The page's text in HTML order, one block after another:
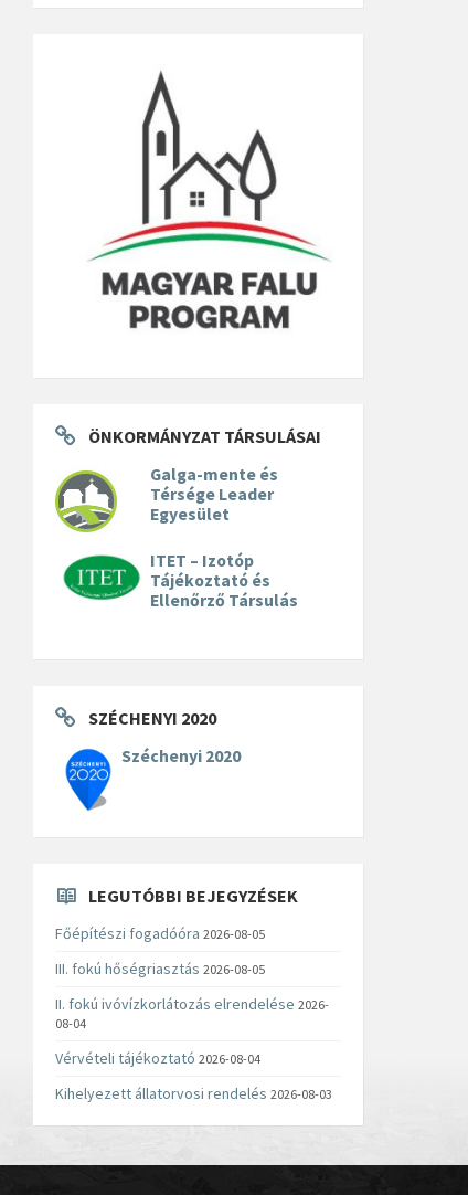
ÖNKORMÁNYZAT TÁRSULÁSAI
Galga-mente és
Térsége Leader
Egyesület
ITET – Izotóp
Tájékoztató és
Ellenőrző Társulás
SZÉCHENYI 2020
Széchenyi 2020
LEGUTÓBBI BEJEGYZÉSEK
Főépítészi fogadóóra 2026-08-05
III. fokú hőségriasztás 2026-08-05
II. fokú ivóvízkorlátozás elrendelése 2026-
08-04
Vérvételi tájékoztató 2026-08-04
Kihelyezett állatorvosi rendelés 2026-08-03